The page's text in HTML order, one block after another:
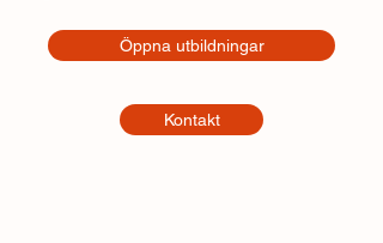
Öppna utbildningar
Kontakt